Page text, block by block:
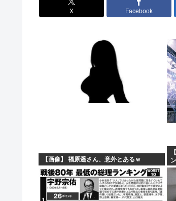
“アンダーヘア脱毛”に中高年男性殺到
【画像】橋本環奈さん、昔からビジュ
姉の友人、友人の姉、エ口いのどっち？
自民党さん、障がい者福祉を切り捨て
【激怒】ショートスリーパーさん「寝
【悲報】男の趣味Tier表、ガチでヤバ
【悲報】じゃあ逆に「これはチェーン
【画像】日本のアニメやゲーム、三国
X Facebook
【画像】 福原遥さん、意外とあるｗ